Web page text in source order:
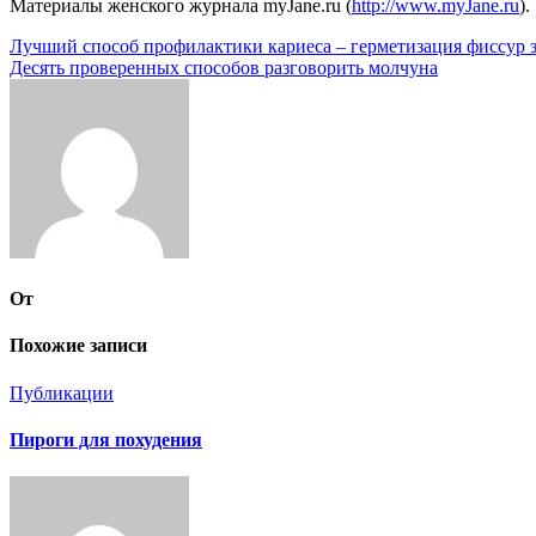
Материалы женского журнала myJane.ru (http://www.myJane.ru).
Навигация
по
Лучший способ профилактики кариеса – герметизация фиссур
Десять проверенных способов разговорить молчуна
От
Похожие записи
Публикации
Пироги для похудения